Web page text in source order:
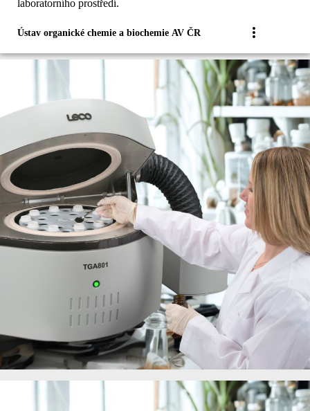
laboratorního prostředí.
Ústav organické chemie a biochemie AV ČR